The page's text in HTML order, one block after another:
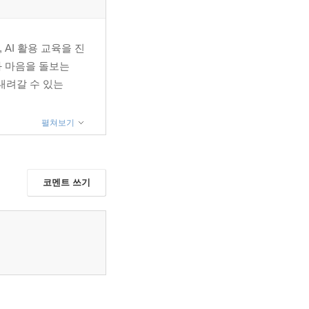
활용 교육을 진
마음을 돌보는
려갈 수 있는
펼쳐보기
코멘트 쓰기